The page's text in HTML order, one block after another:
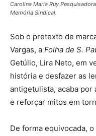
Carolina Maria Ruy
Memória Sindical.
Sob o pretexto de
Vargas, a Folha de S.
Getúlio, Lira Neto, em
história e desfazer as
antigetulista, acaba
e reforçar mitos em
De forma equivocada,